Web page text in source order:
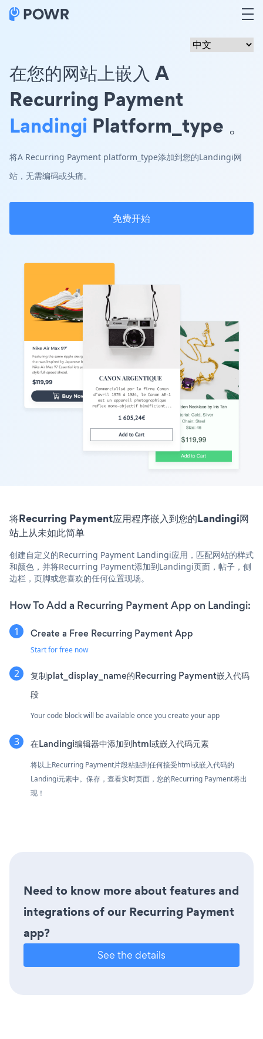
在您的网站上嵌入 A
Recurring Payment
Landingi Platform_type 。
将A Recurring Payment platform_type添加到您的Landingi网
站，无需编码或头痛。
免费开始
将Recurring Payment应用程序嵌入到您的Landingi网
站上从未如此简单
创建自定义的Recurring Payment Landingi应用，匹配网站的样式
和颜色，并将Recurring Payment添加到Landingi页面，帖子，侧
边栏，页脚或您喜欢的任何位置现场。
How To Add a Recurring Payment App on Landingi:
Create a Free Recurring Payment App
Start for free now
复制plat_display_name的Recurring Payment嵌入代码
段
Your code block will be available once you create your app
在Landingi编辑器中添加到html或嵌入代码元素
将以上Recurring Payment片段粘贴到任何接受html或嵌入代码的
Landingi元素中。保存，查看实时页面，您的Recurring Payment将出
现！
Need to know more about features and
integrations of our Recurring Payment
app?
See the details